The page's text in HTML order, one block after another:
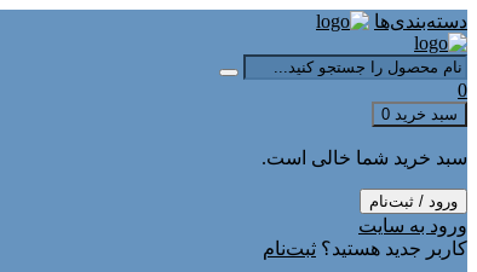
دسته‌بندی‌ها
0
سبد خرید 0
سبد خرید شما خالی است.
ورود / ثبت‌نام
ورود به سایت
کاربر جدید هستید؟ ثبت‌نام